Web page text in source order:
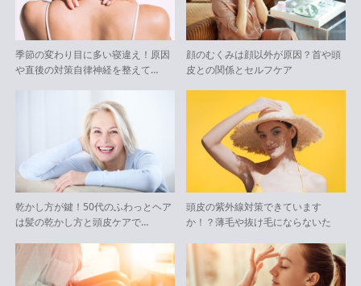
季節の変わり目に多い寝違え！原因
や直後の対策自律神経を整えて…
顔のむくみは顔以外が原因？首や頭
皮との関係とセルフケア
乾かし方が鍵！50代のふわっとヘア
は髪の乾かし方と頭皮ケアで…
頭皮の紫外線対策できています
か！？薄毛や抜け毛にならないた